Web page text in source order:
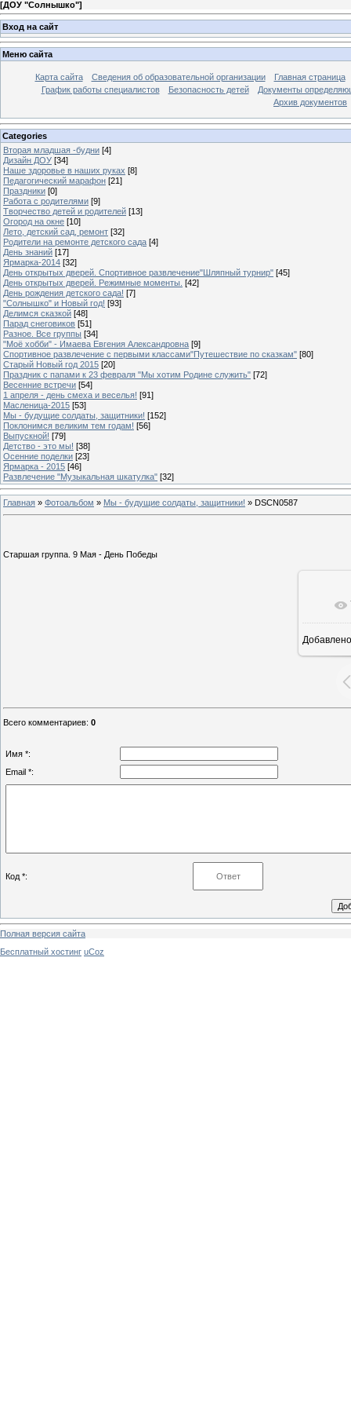
[ДОУ "Солнышко"]
Вход на сайт
Меню сайта
Карта сайта Сведения об образовательной организации
Главная страница
График работы специалистов
Безопасность детей
Документы
Архив документов
Categories
Вторая младшая -будни [4]
Дизайн ДОУ [34]
Наше здоровье в наших руках [8]
Педагогический марафон [21]
Праздники [0]
Работа с родителями [9]
Творчество детей и родителей [13]
Огород на окне [10]
Лето, детский сад, ремонт [32]
Родители на ремонте детского сада [4]
День знаний [17]
Ярмарка-2014 [32]
День открытых дверей. Спортивное развлечение"Шляпный турнир" [45]
День открытых дверей. Режимные моменты. [42]
День рождения детского сада! [7]
"Солнышко" и Новый год! [93]
Делимся сказкой [48]
Парад снеговиков [51]
Разное. Все группы [34]
"Моё хобби" - Имаева Евгения Александровна [9]
Спортивное развлечение с первыми классами"Путешествие по сказкам" [80]
Старый Новый год 2015 [20]
Праздник с папами к 23 февраля "Мы хотим Родине служить" [72]
Весенние встречи [54]
1 апреля - день смеха и веселья! [91]
Масленица-2015 [53]
Мы - будущие солдаты, защитники! [152]
Поклонимся великим тем годам! [56]
Выпускной! [79]
Детство - это мы! [38]
Осенние поделки [23]
Ярмарка - 2015 [46]
Развлечение "Музыкальная шкатулка" [32]
Главная » Фотоальбом » Мы - будущие солдаты, защитники! » DSCN0587
Старшая группа. 9 Мая - День Победы
Добавлено
Всего комментариев: 0
Имя *:
Email *:
Код *:
Полная версия сайта
Бесплатный хостинг uCoz